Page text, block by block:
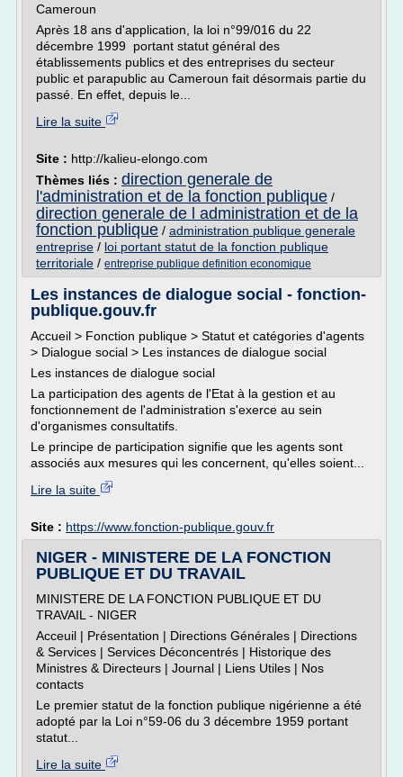
Cameroun
Après 18 ans d'application, la loi n°99/016 du 22
décembre 1999 portant statut général des
établissements publics et des entreprises du secteur
public et parapublic au Cameroun fait désormais partie du
passé. En effet, depuis le...
Lire la suite
Site : http://kalieu-elongo.com
Thèmes liés : direction generale de
l'administration et de la fonction publique /
direction generale de l administration et de la
fonction publique / administration publique generale
entreprise / loi portant statut de la fonction publique
territoriale / entreprise publique definition economique
Les instances de dialogue social - fonction-
publique.gouv.fr
Accueil > Fonction publique > Statut et catégories d'agents
> Dialogue social > Les instances de dialogue social
Les instances de dialogue social
La participation des agents de l'Etat à la gestion et au
fonctionnement de l'administration s'exerce au sein
d'organismes consultatifs.
Le principe de participation signifie que les agents sont
associés aux mesures qui les concernent, qu'elles soient...
Lire la suite
Site : https://www.fonction-publique.gouv.fr
NIGER - MINISTERE DE LA FONCTION
PUBLIQUE ET DU TRAVAIL
MINISTERE DE LA FONCTION PUBLIQUE ET DU
TRAVAIL - NIGER
Acceuil | Présentation | Directions Générales | Directions
& Services | Services Déconcentrés | Historique des
Ministres & Directeurs | Journal | Liens Utiles | Nos
contacts
Le premier statut de la fonction publique nigérienne a été
adopté par la Loi n°59-06 du 3 décembre 1959 portant
statut...
Lire la suite